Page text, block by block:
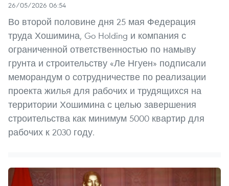
26/05/2026 06:54
Во второй половине дня 25 мая Федерация
труда Хошимина, Go Holding и компания с
ограниченной ответственностью по намыву
грунта и строительству «Ле Нгуен» подписали
меморандум о сотрудничестве по реализации
проекта жилья для рабочих и трудящихся на
территории Хошимина с целью завершения
строительства как минимум 5000 квартир для
рабочих к 2030 году.